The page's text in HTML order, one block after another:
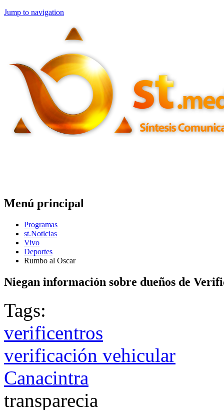
Jump to navigation
Menú principal
Programas
st.Noticias
Vivo
Deportes
Rumbo al Oscar
Niegan información sobre dueños de
Tags:
verificentros
verificación vehicular
Canacintra
transparecia